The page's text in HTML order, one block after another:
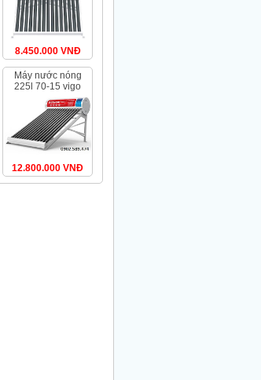
8.450.000 VNĐ
máy nước nóng
225l 70-15 vigo
12.800.000 VNĐ